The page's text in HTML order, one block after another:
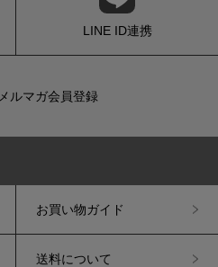
LINE ID連携
メルマガ会員登録
お買い物ガイド
送料について